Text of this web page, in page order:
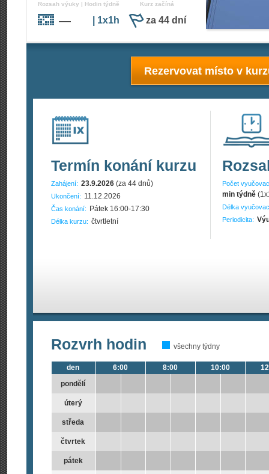
Rozsah výuky | Hodin týdně
— | 1x1h
Kurz začíná
za 44 dní
Rezervovat místo v
Termín konání kurzu
Zahájení: 23.9.2026 (za 44 dnů)
Ukončení: 11.12.2026
Čas konání: Pátek 16:00-17:30
Délka kurzu: čtvrtletní
Počet
min týdně
Délka
Periodicita:
Rozvrh hodin všechny týdny
den
pondělí
úterý
středa
čtvrtek
pátek
6:00 8:00 10:00